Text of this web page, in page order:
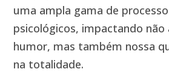
uma ampla gama de
psicológicos, impactando não
humor, mas também nossa
na totalidade.